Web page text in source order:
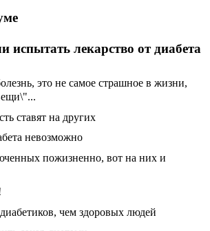
испытать лекарство от диабета
это не самое страшное в жизни,
ставят на других
невозможно
пожизненно, вот на них и
чем здоровых людей